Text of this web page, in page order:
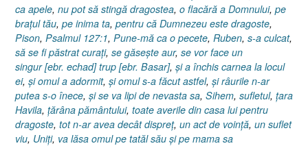
ca apele, nu pot să stingă dragostea, o flacără a Domnului, pe
braţul tău, pe inima ta, pentru că Dumnezeu este dragoste,
Pison, Psalmul 127:1, Pune-mă ca o pecete, Ruben, s-a culcat,
să se fi păstrat curaţi, se găseşte aur, se vor face un
singur [ebr. echad] trup [ebr. Basar], şi a închis carnea la locul
ei, şi omul a adormit, şi omul s-a făcut astfel, şi râurile n-ar
putea s-o înece, şi se va lipi de nevasta sa, Sihem, sufletul, ţara
Havila, ţărâna pământului, toate averile din casa lui pentru
dragoste, tot n-ar avea decât dispreţ, un act de voinţă, un suflet
viu, Uniţi, va lăsa omul pe tatăl său şi pe mama sa